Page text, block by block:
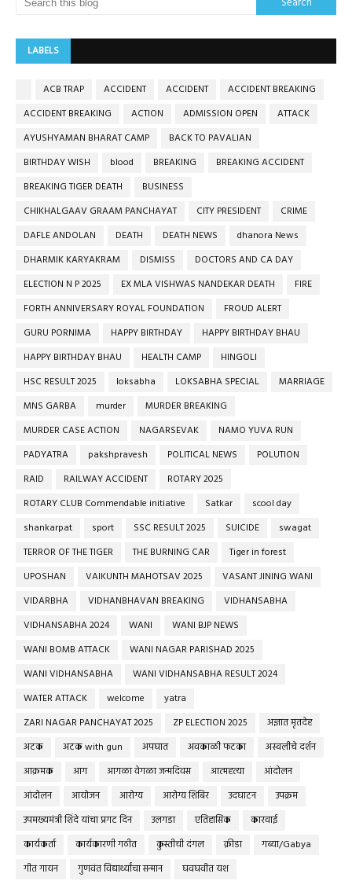
LABELS
ACB TRAP ACCIDENT ACCIDENT
ACCIDENT BREAKING
ACCIDENT BREAKING
ACTION ADMISSION OPEN
ATTACK
AYUSHYAMAN BHARAT CAMP
BACK TO PAVALIAN
BIRTHDAY WISH
blood BREAKING
BREAKING ACCIDENT
BREAKING TIGER DEATH
BUSINESS
CHIKHALGAAV GRAAM PANCHAYAT
CITY PRESIDENT
CRIME
DAFLE ANDOLAN
DEATH DEATH NEWS
dhanora News
DHARMIK KARYAKRAM
DISMISS
DOCTORS AND CA DAY
ELECTION N P 2025
EX MLA VISHWAS NANDEKAR DEATH
FIRE
FORTH ANNIVERSARY ROYAL FOUNDATION
FROUD ALERT
GURU PORNIMA
HAPPY BIRTHDAY
HAPPY BIRTHDAY BHAU
HAPPY BIRTHDAY BHAU
HEALTH CAMP
HINGOLI
HSC RESULT 2025
loksabha LOKSABHA SPECIAL
MARRIAGE
MNS GARBA
murder
MURDER BREAKING
MURDER CASE ACTION
NAGARSEVAK
NAMO YUVA RUN
PADYATRA
pakshpravesh POLITICAL NEWS
POLUTION
RAID
RAILWAY ACCIDENT
ROTARY 2025
ROTARY CLUB Commendable initiative
Satkar
scool day
shankarpat
sport SSC RESULT 2025 SUICIDE
swagat
TERROR OF THE TIGER
THE BURNING CAR
Tiger in forest
UPOSHAN
VAIKUNTH MAHOTSAV 2025
VASANT JINING WANI
VIDARBHA
VIDHANBHAVAN BREAKING
VIDHANSABHA
VIDHANSABHA 2024
WANI
WANI BJP NEWS
WANI BOMB ATTACK
WANI NAGAR PARISHAD 2025
WANI VIDHANSABHA
WANI VIDHANSABHA RESULT 2024
WATER ATTACK
welcome
yatra
ZARI NAGAR PANCHAYAT 2025
ZP ELECTION 2025
अज्ञात मृतदेह
अटक
अटक with gun अपघात अवकाळी फटका
अस्वलीचे दर्शन
आक्रमक
आग आगळा वेगळा जन्मदिवस आत्महत्या
आंदोलन
आंदोलन
आयोजन आरोग्य आरोग्य शिबिर उदघाटन
उपक्रम
उपमख्यमंत्री शिंदे यांचा प्रगट दिन
उलगडा एतिहासिक
कारवाई
कार्यकर्ता
कार्यकारणी गठीत कुस्तीची दंगल क्रीडा
गब्या/Gabya
गीत गायन
गुणवंत विद्यार्थ्यांचा सन्मान
घवघवीत यश